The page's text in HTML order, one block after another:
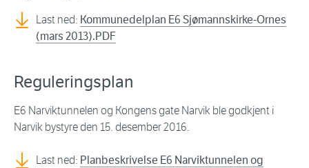
Last ned: Kommunedelplan E6 Sjømannskirke-Ornes
(mars 2013).PDF
Reguleringsplan
E6 Narviktunnelen og Kongens gate Narvik ble godkjent i
Narvik bystyre den 15. desember 2016.
Last ned: Planbeskrivelse E6 Narviktunnelen og